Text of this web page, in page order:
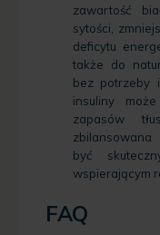
zawartość
sytości,
deficytu
także do
bez potrzeby
insuliny
zapasów
zbilansowana
być
wspierającym
FAQ